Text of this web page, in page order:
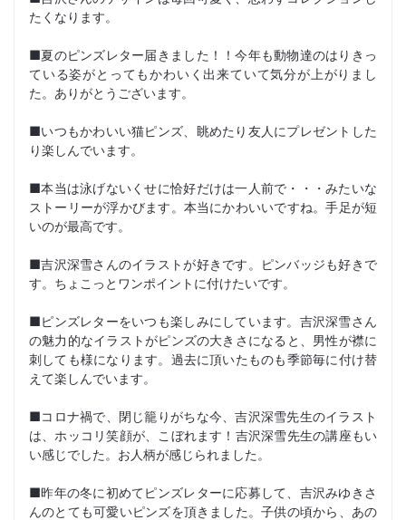
たくなります。
■夏のピンズレター届きました！！今年も動物達のはりきっ
ている姿がとってもかわいく出来ていて気分が上がりまし
た。ありがとうございます。
■いつもかわいい猫ピンズ、眺めたり友人にプレゼントした
り楽しんでいます。
■本当は泳げないくせに恰好だけは一人前で・・・みたいな
ストーリーが浮かびます。本当にかわいいですね。手足が短
いのが最高です。
■吉沢深雪さんのイラストが好きです。ピンバッジも好きで
す。ちょこっとワンポイントに付けたいです。
■ピンズレターをいつも楽しみにしています。吉沢深雪さん
の魅力的なイラストがピンズの大きさになると、男性が襟に
刺しても様になります。過去に頂いたものも季節毎に付け替
えて楽しんでいます。
■コロナ禍で、閉じ籠りがちな今、吉沢深雪先生のイラスト
は、ホッコリ笑顔が、こぼれます！吉沢深雪先生の講座もい
い感じでした。お人柄が感じられました。
■昨年の冬に初めてピンズレターに応募して、吉沢みゆきさ
んのとても可愛いピンズを頂きました。子供の頃から、あの